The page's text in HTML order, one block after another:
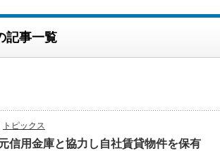
記事一覧
トピックス
信用金庫と協力し自社賃貸物件を保有